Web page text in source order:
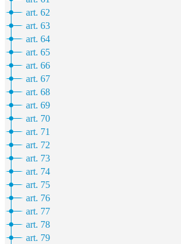
art. 62
art. 63
art. 64
art. 65
art. 66
art. 67
art. 68
art. 69
art. 70
art. 71
art. 72
art. 73
art. 74
art. 75
art. 76
art. 77
art. 78
art. 79